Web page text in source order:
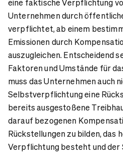
eine faktische Verpflichtung
Unternehmen durch
verpflichtet, ab einem
Emissionen durch
auszugleichen. Entscheidend
Faktoren und Umstände für
muss das Unternehmen auch
Selbstverpflichtung eine
bereits ausgestoßene
darauf bezogenen
Rückstellungen zu bilden, das
Verpflichtung besteht und